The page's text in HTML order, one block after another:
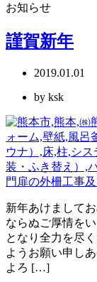
お知らせ
謹賀新年
2019.01.01
by ksk
新年あけまして
ならぬご厚情を
となり全力を尽
ようお願い申し
よろ […]